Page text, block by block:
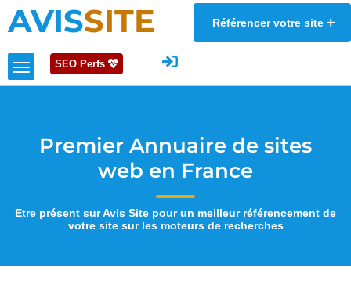
AVISSITE Référencer votre site
SEO Perfs
Premier Annuaire de sites
web en France
Etre présent sur Avis Site pour un meilleur référencement de
votre site sur les moteurs de recherches